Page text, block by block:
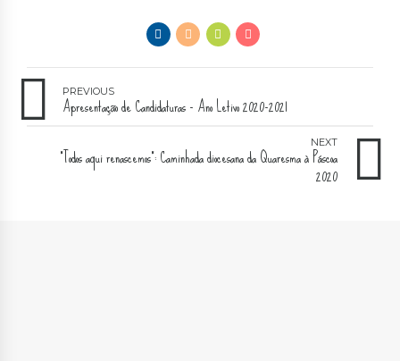
PREVIOUS
Apresentação de Candidaturas - Ano Letivo 2020-2021
NEXT
“Todos aqui renascemos”: Caminhada diocesana da Quaresma à Páscoa
2020